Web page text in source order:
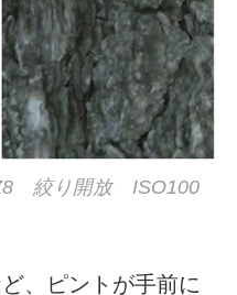
Z8 絞り開放 ISO100
、ピントが手前に